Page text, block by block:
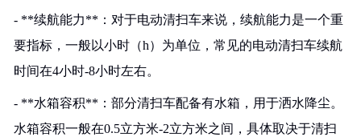
- **续航能力**：对于电动清扫车来说，续航能力是一个重
要指标，一般以小时（h）为单位，常见的电动清扫车续航
时间在4小时-8小时左右。
- **水箱容积**：部分清扫车配备有水箱，用于洒水降尘。
水箱容积一般在0.5立方米-2立方米之间，具体取决于清扫